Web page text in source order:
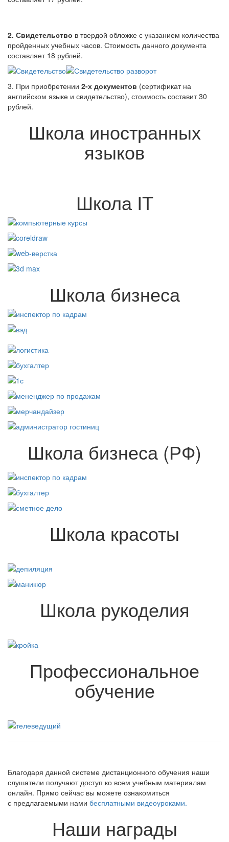
2. Свидетельство в твердой обложке с указанием количества
пройденных учебных часов. Стоимость данного документа
составляет 18 рублей.
3. При приобретении 2-х документов (сертификат на
английском языке и свидетельство), стоимость составит 30
рублей.
Школа иностранных
языков
Школа IT
Школа бизнеса
Школа бизнеса (РФ)
Школа красоты
Школа рукоделия
Профессиональное
обучение
Благодаря данной системе дистанционного обучения наши
слушатели получают доступ ко всем учебным материалам
онлайн. Прямо сейчас вы можете ознакомиться
с предлагаемыми нами бесплатными видеоуроками.
Наши награды